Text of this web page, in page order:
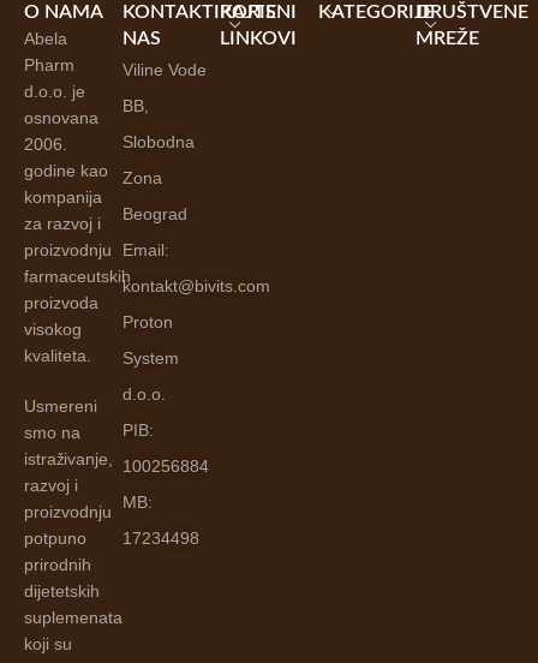
O NAMA
Abela
Pharm
d.o.o. je
osnovana
2006.
godine kao
kompanija
za razvoj i
proizvodnju
farmaceutskih
proizvoda
visokog
kvaliteta.
Usmereni
smo na
istraživanje,
razvoj i
proizvodnju
potpuno
prirodnih
dijetetskih
suplemenata
koji su
KONTAKTIRAJTE
NAS
Viline Vode
BB,
Slobodna
Zona
Beograd
Email:
kontakt@bivits.com
Proton
System
d.o.o.
PIB:
100256884
MB:
17234498
KORISNI
LINKOVI
KATEGORIJEDRUŠTVENE
MREŽE